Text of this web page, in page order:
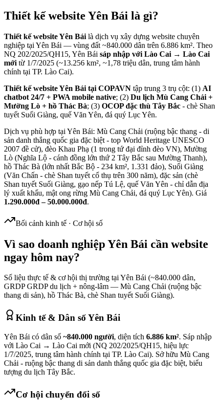
Thiết kế website Yên Bái là gì?
Thiết kế website Yên Bái là dịch vụ xây dựng website chuyên
nghiệp tại Yên Bái — vùng đất ~840.000 dân trên 6.886 km². Theo
NQ 202/2025/QH15, Yên Bái sáp nhập với Lào Cai → Lào Cai
mới từ 1/7/2025 (~13.256 km², ~1,78 triệu dân, trung tâm hành
chính tại TP. Lào Cai).
Thiết kế website Yên Bái tại COPAVN tập trung 3 trụ cột: (1) AI
chatbot 24/7 + PWA mobile native; (2) Du lịch Mù Cang Chải +
Mường Lò + hồ Thác Bà; (3) OCOP đặc thù Tây Bắc - chè Shan
tuyết Suối Giàng, quế Văn Yên, đá quý Lục Yên.
Dịch vụ phù hợp tại Yên Bái: Mù Cang Chải (ruộng bậc thang - di
sản danh thắng quốc gia đặc biệt - top World Heritage UNESCO
2007 đề cử), đèo Khau Phạ (1 trong tứ đại đỉnh đèo VN), Mường
Lò (Nghĩa Lộ - cánh đồng lớn thứ 2 Tây Bắc sau Mường Thanh),
hồ Thác Bà (lớn nhất Bắc Bộ - 234 km², 1.331 đảo), Suối Giàng
(Văn Chấn - chè Shan tuyết cổ thụ trên 300 năm), đặc sản (chè
Shan tuyết Suối Giàng, gạo nếp Tú Lệ, quế Văn Yên - chỉ dẫn địa
lý xuất khẩu, mật ong rừng Mù Cang Chải, đá quý Lục Yên). Giá
1.290.000đ – 50.000.000đ.
Bối cảnh kinh tế · Cơ hội số
Vì sao doanh nghiệpYên Bái cần website
ngay hôm nay?
Số liệu thực tế & cơ hội thị trường tạiYên Bái (~840.000 dân,
GRDPGRDP du lịch + nông-lâm — Mù Cang Chải (ruộng bậc
thang di sản), hồ Thác Bà, chè Shan tuyết Suối Giàng).
Kinh tế & Dân sốYên Bái
Yên Bái có dân số ~840.000 người, diện tích 6.886 km². Sáp nhập
với Lào Cai → Lào Cai mới (NQ 202/2025/QH15, hiệu lực
1/7/2025, trung tâm hành chính tại TP. Lào Cai). Sở hữu Mù Cang
Chải - ruộng bậc thang di sản danh thắng quốc gia đặc biệt, biểu
tượng du lịch Tây Bắc.
Cơ hội chuyển đổi số